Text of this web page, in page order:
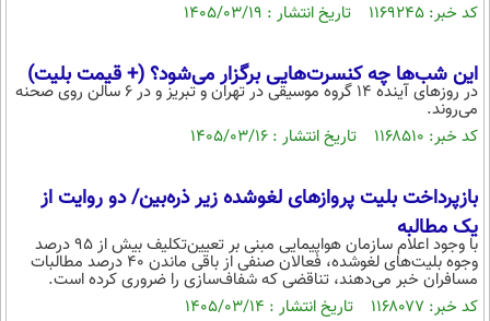
فناوری
گوناگون
حوادث
محیط زیست
بین الملل
اجتماعی
روانشناسی
دانلود
کد خبر: ۱۱۶۹۲۴۵ تاریخ انتشار : ۱۴۰۵/۰۳/۱۹
این شب‌ها چه کنسرت‌هایی برگزار می‌شود؟ (+ قیمت بلیت)
در روزهای آینده ۱۴ گروه موسیقی در تهران و تبریز و در ۶ سالن روی صحنه
می‌روند.
کد خبر: ۱۱۶۸۵۱۰ تاریخ انتشار : ۱۴۰۵/۰۳/۱۶
بازپرداخت بلیت‌ پروازهای لغوشده زیر ذره‌بین/ دو روایت از
یک مطالبه
با وجود اعلام سازمان هواپیمایی مبنی بر تعیین‌تکلیف بیش از ۹۵ درصد
وجوه بلیت‌های لغوشده، فعالان صنفی از باقی ماندن ۴۰ درصد مطالبات
مسافران خبر می‌دهند، تناقضی که شفاف‌سازی را ضروری کرده است.
کد خبر: ۱۱۶۸۰۷۷ تاریخ انتشار : ۱۴۰۵/۰۳/۱۴